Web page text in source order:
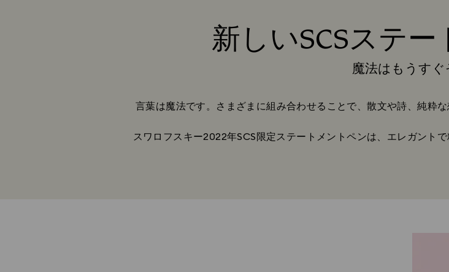
新しいSCSステ
Title:
魔法はもうすぐ
言葉は魔法です。さまざまに組み合わせることで、散文や詩、純粋
スワロフスキー2022年SCS限定ステートメントペンは、エレガント